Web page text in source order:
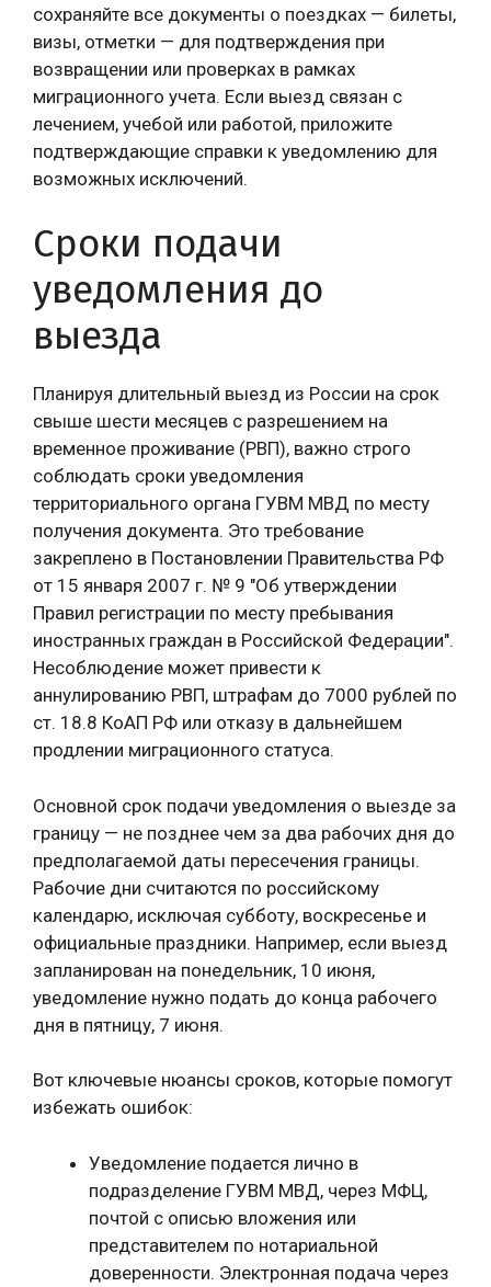
сохраняйте все документы о поездках — билеты,
визы, отметки — для подтверждения при
возвращении или проверках в рамках
миграционного учета. Если выезд связан с
лечением, учебой или работой, приложите
подтверждающие справки к уведомлению для
возможных исключений.
Сроки подачи
уведомления до
выезда
Планируя длительный выезд из России на срок
свыше шести месяцев с разрешением на
временное проживание (РВП), важно строго
соблюдать сроки уведомления
территориального органа ГУВМ МВД по месту
получения документа. Это требование
закреплено в Постановлении Правительства РФ
от 15 января 2007 г. № 9 "Об утверждении
Правил регистрации по месту пребывания
иностранных граждан в Российской Федерации".
Несоблюдение может привести к
аннулированию РВП, штрафам до 7000 рублей по
ст. 18.8 КоАП РФ или отказу в дальнейшем
продлении миграционного статуса.
Основной срок подачи уведомления о выезде за
границу — не позднее чем за два рабочих дня до
предполагаемой даты пересечения границы.
Рабочие дни считаются по российскому
календарю, исключая субботу, воскресенье и
официальные праздники. Например, если выезд
запланирован на понедельник, 10 июня,
уведомление нужно подать до конца рабочего
дня в пятницу, 7 июня.
Вот ключевые нюансы сроков, которые помогут
избежать ошибок:
Уведомление подается лично в
подразделение ГУВМ МВД, через МФЦ,
почтой с описью вложения или
представителем по нотариальной
доверенности. Электронная подача через